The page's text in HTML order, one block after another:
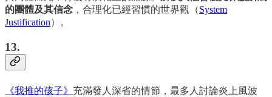
的團體及其信念 ，合理化已經習慣的世界觀（System
Justification）。
13.
《我推的孩子》 充滿發人深省的情節，最多人討論炎上風波